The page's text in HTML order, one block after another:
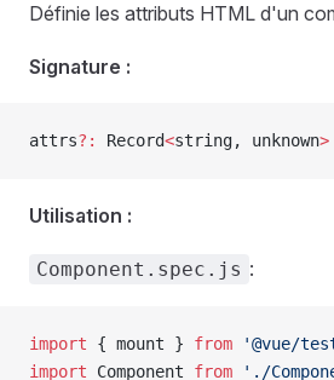
Définie les attributs HTML d'un
Signature :
attrs?: Record<string, unknown>
Utilisation :
Component.spec.js :
import { mount } from '@vue/
import Component from './